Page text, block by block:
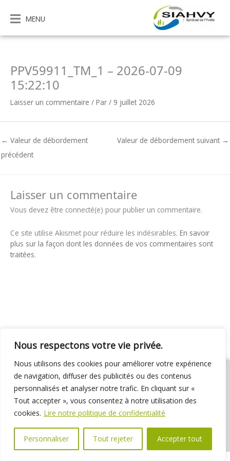
Nous respectons votre vie privée.
Nous utilisons des cookies pour améliorer votre expérience
de navigation, diffuser des publicités ou des contenus
personnalisés et analyser notre trafic. En cliquant sur «
Tout accepter », vous consentez à notre utilisation des
cookies. Lire notre politique de confidentialité
Personnaliser Tout rejeter Accepter tout
contenu
MENU
PPV59911_TM_1 – 2026-07-09
15:22:10
Laisser un commentaire / Par / 9 juillet 2026
← Valeur de débordement
précédent
Valeur de débordement suivant →
Laisser un commentaire
Vous devez être connecté(e) pour publier un commentaire.
Ce site utilise Akismet pour réduire les indésirables. En savoir
plus sur la façon dont les données de vos commentaires sont
traitées.
01 69 31 72 10 01 69 31 37 31
Nous contacter
Espace élus
Marchés publics Délibérations